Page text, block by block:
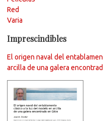
Red
Varia
Imprescindibles
El origen naval del
arcilla de una galera